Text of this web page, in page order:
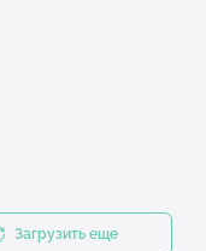
Загрузить еще